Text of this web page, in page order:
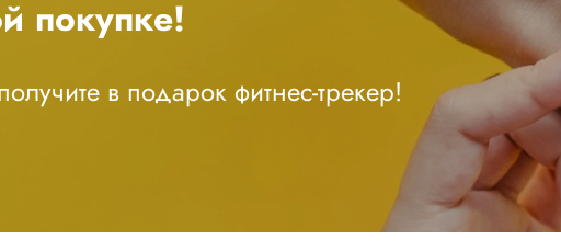
покупке!
в подарок фитнес-трекер!